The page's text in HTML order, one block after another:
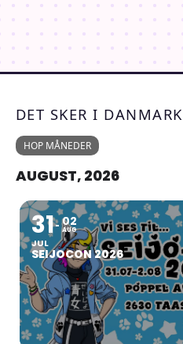
DET SKER I DANMARK
HOP MÅNEDER
AUGUST, 2026
31
JUL
02
AUG
SEIJOCON 2026